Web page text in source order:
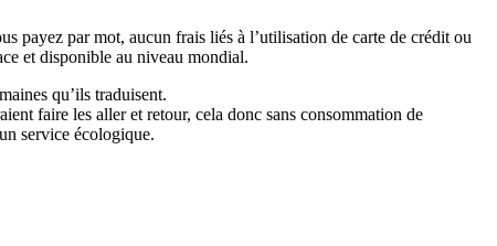
payez par mot, aucun frais liés à l’utilisation de carte de crédit ou
et disponible au niveau mondial.
qu’ils traduisent.
faire les aller et retour, cela donc sans consommation de
service écologique.